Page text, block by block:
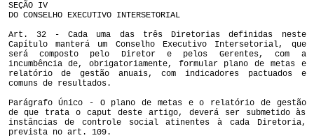
SEÇÃO IV
DO CONSELHO EXECUTIVO INTERSETORIAL
Art. 32 - Cada uma das três Diretorias definidas neste
Capítulo manterá um Conselho Executivo Intersetorial, que
será composto pelo Diretor e pelos Gerentes, com a
incumbência de, obrigatoriamente, formular plano de metas e
relatório de gestão anuais, com indicadores pactuados e
comuns de resultados.
Parágrafo Único - O plano de metas e o relatório de gestão
de que trata o caput deste artigo, deverá ser submetido às
instâncias de controle social atinentes à cada Diretoria,
prevista no art. 109.